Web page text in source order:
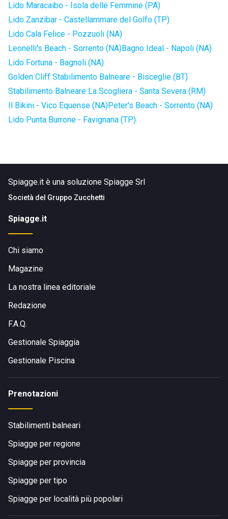
Lido Maracaibo - Isola delle Femmine (PA)
Lido Zanzibar - Castellammare del Golfo (TP)
Lido Cala Felice - Pozzuoli (NA)
Leonelli's Beach - Sorrento (NA)Bagno Ideal - Napoli (NA)
Lido Fortuna - Bagnoli (NA)
Golden Cliff Stabilimento Balneare - Bisceglie (BT)
Stabilimento Balneare La Scogliera - Santa Severa (RM)
Il Bikini - Vico Equense (NA)Peter's Beach - Sorrento (NA)
Lido Punta Burrone - Favignana (TP)
Spiagge.it è una soluzione Spiagge Srl
Società del Gruppo Zucchetti
Spiagge.it
Chi siamo
Magazine
La nostra linea editoriale
Redazione
F.A.Q.
Gestionale Spiaggia
Gestionale Piscina
Prenotazioni
Stabilimenti balneari
Spiagge per regione
Spiagge per provincia
Spiagge per tipo
Spiagge per località più popolari